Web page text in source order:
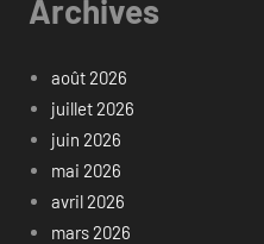
Archives
août 2026
juillet 2026
juin 2026
mai 2026
avril 2026
mars 2026